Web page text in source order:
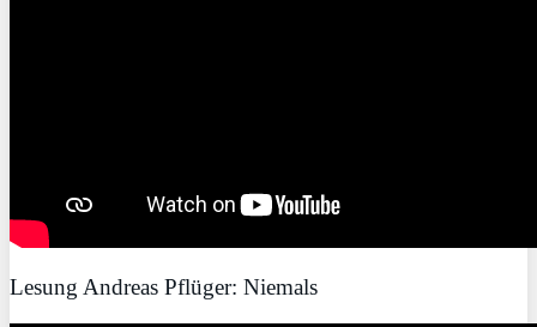
Lesung Andreas Pflüger: Niemals